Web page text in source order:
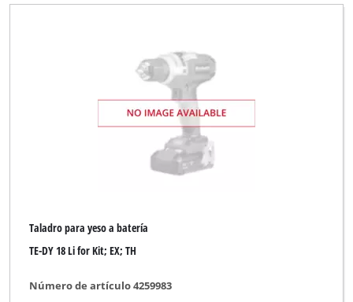
Taladro para yeso a batería
TE-DY 18 Li for Kit; EX; TH
Número de artículo 4259983